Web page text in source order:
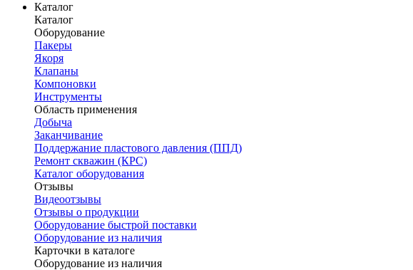
Каталог
Каталог
Оборудование
Пакеры
Якоря
Клапаны
Компоновки
Инструменты
Область применения
Добыча
Заканчивание
Поддержание пластового давления (ППД)
Ремонт скважин (КРС)
Каталог оборудования
Отзывы
Видеоотзывы
Отзывы о продукции
Оборудование быстрой поставки
Оборудование из наличия
Карточки в каталоге
Оборудование из наличия